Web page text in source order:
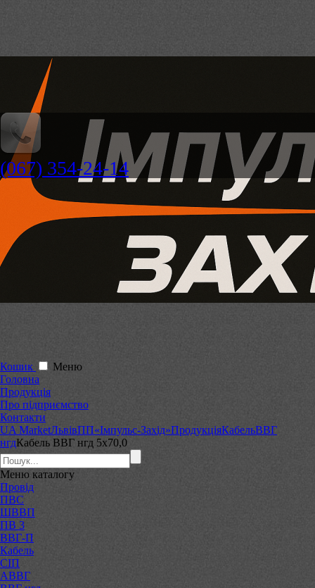
(067) 354-24-14
Кошик
Меню
Головна
Продукція
Про підприємство
Контакти
UA MarketЛьвівПП«Імпульс-Захід»ПродукціяКабельВВГ
нгдКабель ВВГ нгд 5х70,0
Меню каталогу
Провід
ПВС
ШВВП
ПВ 3
ВВГ-П
Кабель
СІП
АВВГ